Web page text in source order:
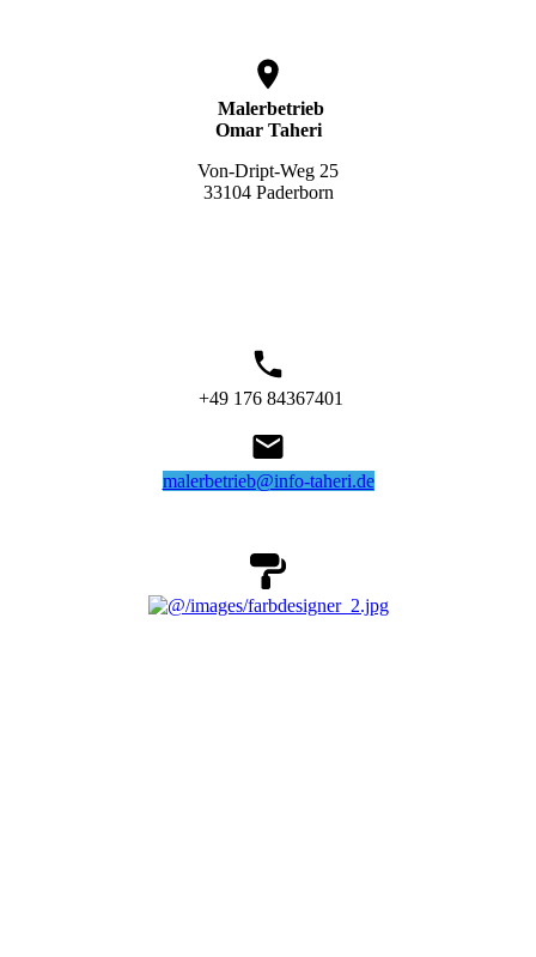
Malerbetrieb
Omar Taheri
Von-Dript-Weg 25
33104 Paderborn
+49 176 84367401
malerbetrieb@info-taheri.de